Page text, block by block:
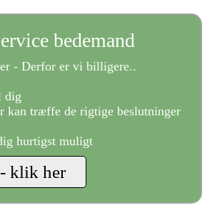
bedemand
- Derfor er vi billigere..
dig
kan træffe de rigtige beslutninger
hurtigst muligt